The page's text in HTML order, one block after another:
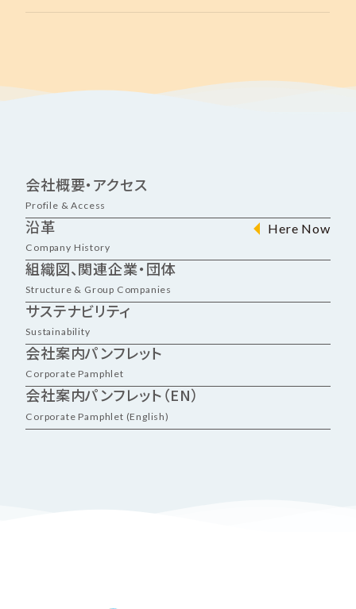
会社概要・アクセス
Profile & Access
沿革
Company History
組織図、関連企業・団体
Structure & Group Companies
サステナビリティ
Sustainability
会社案内パンフレット
Corporate Pamphlet
会社案内パンフレット（EN）
Corporate Pamphlet (English)